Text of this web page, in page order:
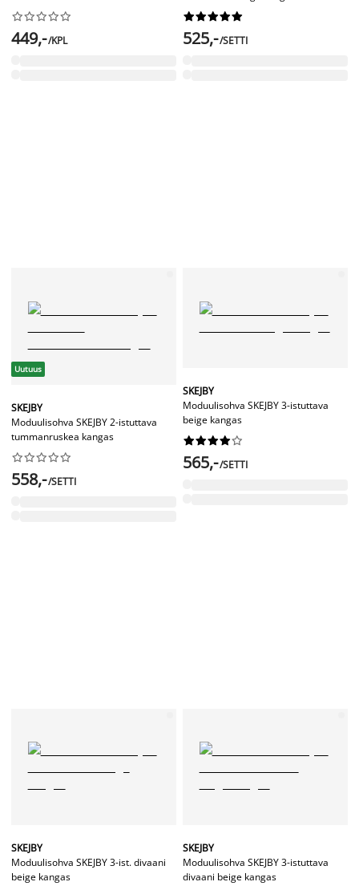






449,-/KPL






525,-/SETTI
Uutuus
SKEJBY
Moduulisohva SKEJBY 2-istuttava
tummanruskea kangas






558,-/SETTI
SKEJBY
Moduulisohva SKEJBY 3-istuttava
beige kangas






565,-/SETTI
SKEJBY
Moduulisohva SKEJBY 3-ist. divaani
beige kangas
SKEJBY
Moduulisohva SKEJBY 3-istuttava
divaani beige kangas